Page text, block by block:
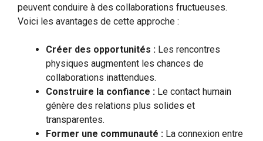
peuvent conduire à des collaborations fructueuses.
Voici les avantages de cette approche :
Créer des opportunités : Les rencontres
physiques augmentent les chances de
collaborations inattendues.
Construire la confiance : Le contact humain
génère des relations plus solides et
transparentes.
Former une communauté : La connexion entre